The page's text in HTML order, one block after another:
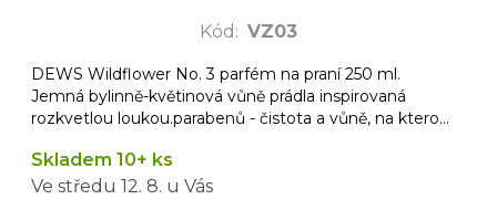
Kód : VZ03
DEWS Wildflower No. 3 parfém na praní 250 ml.
Jemná bylinně-květinová vůně prádla inspirovaná
rozkvetlou loukou.parabenů - čistota a vůně, na kterou
Skladem 10+ ks
Ve středu 12. 8. u Vás